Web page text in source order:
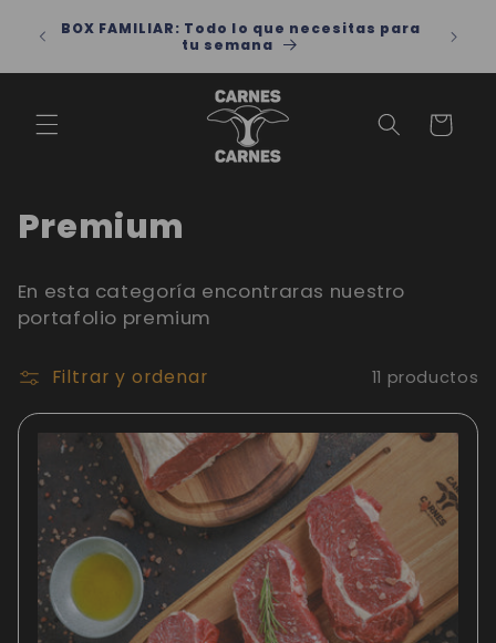
directamente
al contenido
Por compras superiores a 60 mil, lleva tu
domicilio a 3 mil
Carrito
C
l
c
c
ó
n
Premium
En esta categoría encontraras nuestro
portafolio premium
Filtrar y ordenar 11 productos